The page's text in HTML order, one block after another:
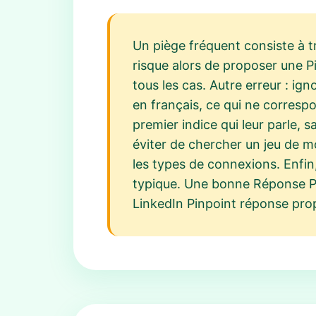
Un piège fréquent consiste à
risque alors de proposer une
tous les cas. Autre erreur :
en français, ce qui ne
premier indice qui leur parle,
éviter de chercher un jeu de
les types de connexions.
typique. Une bonne Réponse
LinkedIn Pinpoint réponse